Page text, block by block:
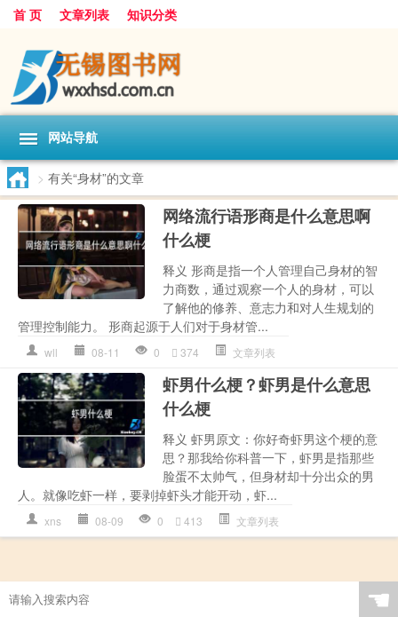
首 页 文章列表 知识分类
网站导航
> 有关“身材”的文章
网络流行语形商是什么意思啊
什么梗
释义 形商是指一个人管理自己身材的智
力商数，通过观察一个人的身材，可以
了解他的修养、意志力和对人生规划的
管理控制能力。 形商起源于人们对于身材管...
wll 08-11 0 374 文章列表
虾男什么梗？虾男是什么意思
什么梗
释义 虾男原文：你好奇虾男这个梗的意
思？那我给你科普一下，虾男是指那些
脸蛋不太帅气，但身材却十分出众的男
人。就像吃虾一样，要剥掉虾头才能开动，虾...
xns 08-09 0 413 文章列表
☚